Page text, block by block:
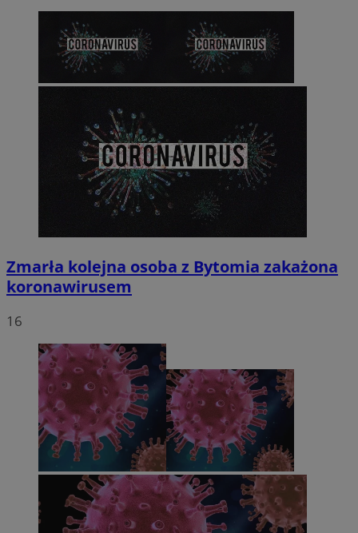
Zmarła kolejna osoba z Bytomia zakażona
koronawirusem
16